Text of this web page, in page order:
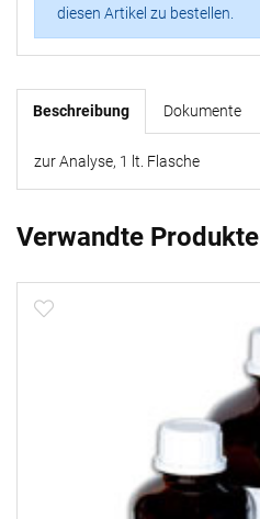
diesen Artikel zu bestellen.
Beschreibung Dokumente
zur Analyse, 1 lt. Flasche
Verwandte Produkte